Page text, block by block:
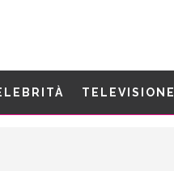
TELEVISIONE